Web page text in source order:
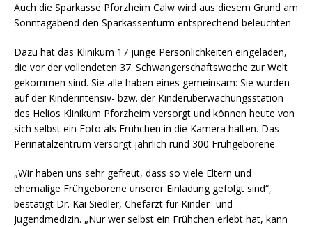
Auch die Sparkasse Pforzheim Calw wird aus diesem Grund am
Sonntagabend den Sparkassenturm entsprechend beleuchten.
Dazu hat das Klinikum 17 junge Persönlichkeiten eingeladen,
die vor der vollendeten 37. Schwangerschaftswoche zur Welt
gekommen sind. Sie alle haben eines gemeinsam: Sie wurden
auf der Kinderintensiv- bzw. der Kinderüberwachungsstation
des Helios Klinikum Pforzheim versorgt und können heute von
sich selbst ein Foto als Frühchen in die Kamera halten. Das
Perinatalzentrum versorgt jährlich rund 300 Frühgeborene.
„Wir haben uns sehr gefreut, dass so viele Eltern und
ehemalige Frühgeborene unserer Einladung gefolgt sind“,
bestätigt Dr. Kai Siedler, Chefarzt für Kinder- und
Jugendmedizin. „Nur wer selbst ein Frühchen erlebt hat, kann